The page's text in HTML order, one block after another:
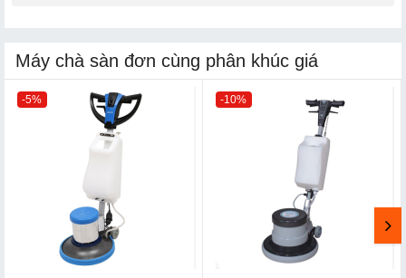
Máy chà sàn đơn cùng phân khúc giá
-5% -10%